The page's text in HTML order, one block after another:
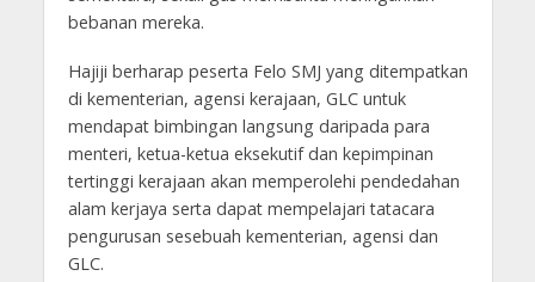
bebanan mereka.
Hajiji berharap peserta Felo SMJ yang ditempatkan
di kementerian, agensi kerajaan, GLC untuk
mendapat bimbingan langsung daripada para
menteri, ketua-ketua eksekutif dan kepimpinan
tertinggi kerajaan akan memperolehi pendedahan
alam kerjaya serta dapat mempelajari tatacara
pengurusan sesebuah kementerian, agensi dan
GLC.